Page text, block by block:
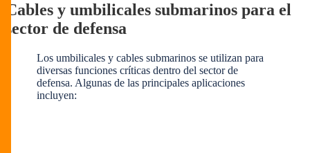
Cables y umbilicales submarinos para el
sector de defensa
Los umbilicales y cables submarinos se utilizan para
diversas funciones críticas dentro del sector de
defensa. Algunas de las principales aplicaciones
incluyen: